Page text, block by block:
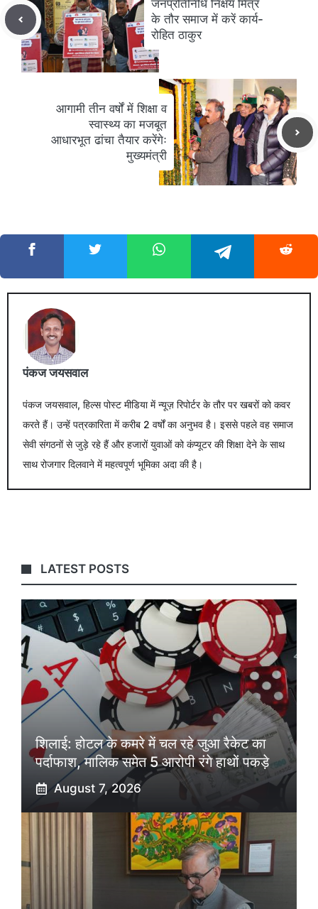
जनप्रतिनिधि निक्षय मित्र
के तौर समाज में करें कार्य-
रोहित ठाकुर
आगामी तीन वर्षों में शिक्षा व
स्वास्थ्य का मजबूत
आधारभूत ढांचा तैयार करेंगेः
मुख्यमंत्री
पंकज जयसवाल
पंकज जयसवाल, हिल्स पोस्ट मीडिया में न्यूज़ रिपोर्टर के तौर पर खबरों को कवर
करते हैं। उन्हें पत्रकारिता में करीब 2 वर्षों का अनुभव है। इससे पहले वह समाज
सेवी संगठनों से जुड़े रहे हैं और हजारों युवाओं को कंप्यूटर की शिक्षा देने के साथ
साथ रोजगार दिलवाने में महत्वपूर्ण भूमिका अदा की है।
LATEST POSTS
शिलाई: होटल के कमरे में चल रहे जुआ रैकेट का
पर्दाफाश, मालिक समेत 5 आरोपी रंगे हाथों पकड़े
August 7, 2026